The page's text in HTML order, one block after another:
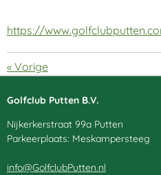
https://
« Vorige
Golfclub Putten B.V.
Nijkerkerstraat 99a Putten
Parkeerplaats: Meskampersteeg
info@GolfclubPutten.nl